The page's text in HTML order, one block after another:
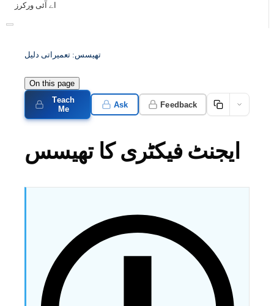
اے آئی ورکرز
تھیسس: تعمیراتی دلیل
On this page
Teach
Me
Ask Feedback
ایجنٹ فیکٹری کا تھیسس